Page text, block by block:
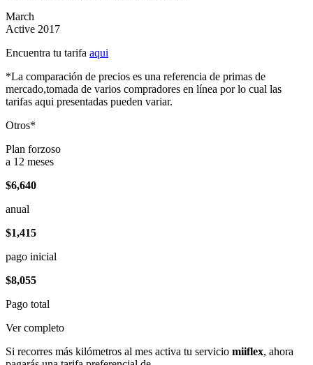
March
Active 2017
Encuentra tu tarifa aqui
*La comparación de precios es una referencia de primas de
mercado,tomada de varios compradores en línea por lo cual las
tarifas aqui presentadas pueden variar.
Otros*
Plan forzoso
a 12 meses
$6,640
anual
$1,415
pago inicial
$8,055
Pago total
Ver completo
Si recorres más kilómetros al mes activa tu servicio miiflex, ahora